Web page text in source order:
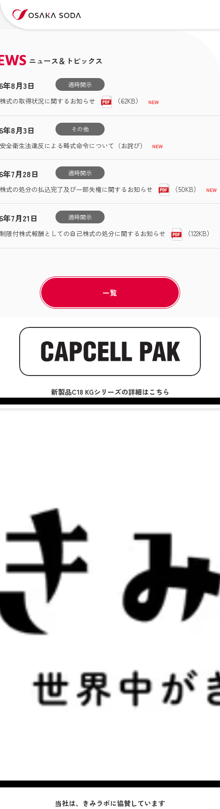
ニュース＆トピックス
年8月3日 適時開示
式の取得状況に関するお知らせ （62KB）
年8月3日 その他
全衛生法違反による略式命令について（お詫び）
年7月28日 適時開示
式の処分の払込完了及び一部失権に関するお知らせ （50KB）
年7月21日 適時開示
限付株式報酬としての自己株式の処分に関するお知らせ （122KB）
一覧
新製品C18 KGシリーズの詳細はこちら
当社は、きみラボに協賛しています